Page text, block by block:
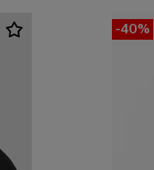
-40%